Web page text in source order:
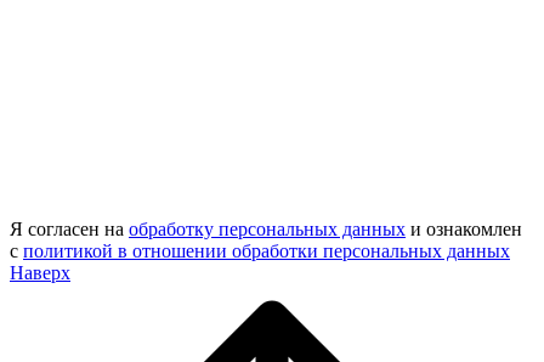
Я согласен на обработку персональных данных и ознакомлен
с политикой в отношении обработки персональных данных
Наверх